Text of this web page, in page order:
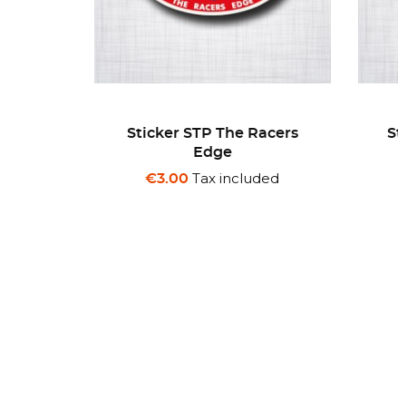
Sticker Hurst Floor Shift
Pailleté
€4.00 Tax included